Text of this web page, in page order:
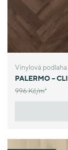
Vinylová podlaha
PALERMO –
996 Kč/m2